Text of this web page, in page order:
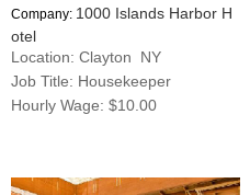
Company: 1000 Islands Harbor H
otel
Location: Clayton NY
Job Title: Housekeeper
Hourly Wage: $10.00